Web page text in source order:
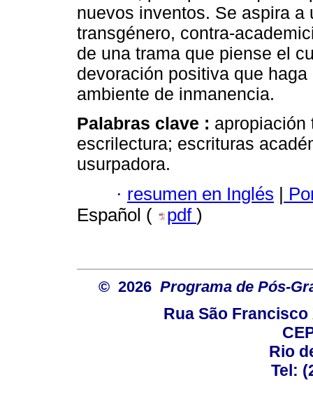
nuevos inventos. Se aspira
transgénero, contra-
de una trama que piense el
devoración positiva que
ambiente de inmanencia.
Palabras clave : apropiación
escrilectura; escrituras
usurpadora.
· resumen en Inglés |
Español (
pdf )
© 2026 Programa de Pós-
Rua São Francisco
Rio
Tel: